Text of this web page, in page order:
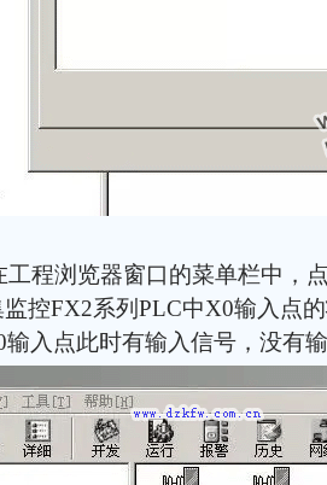
工程浏览器窗口的菜单栏中，
控FX2系列PLC中X0输入点
输入点此时有输入信号，没有